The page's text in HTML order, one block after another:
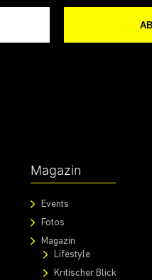
Magazin
Events
Fotos
Magazin
Lifestyle
Kritischer Blick